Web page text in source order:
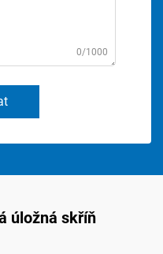
0/1000
úložná skříň